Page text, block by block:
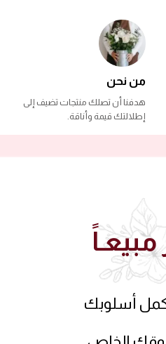
من نحن
هدفنا أن تصلك منتجات تضيف إلى
إطلالتك قيمة وأناقة.
مبيعـاً
أسلوبك